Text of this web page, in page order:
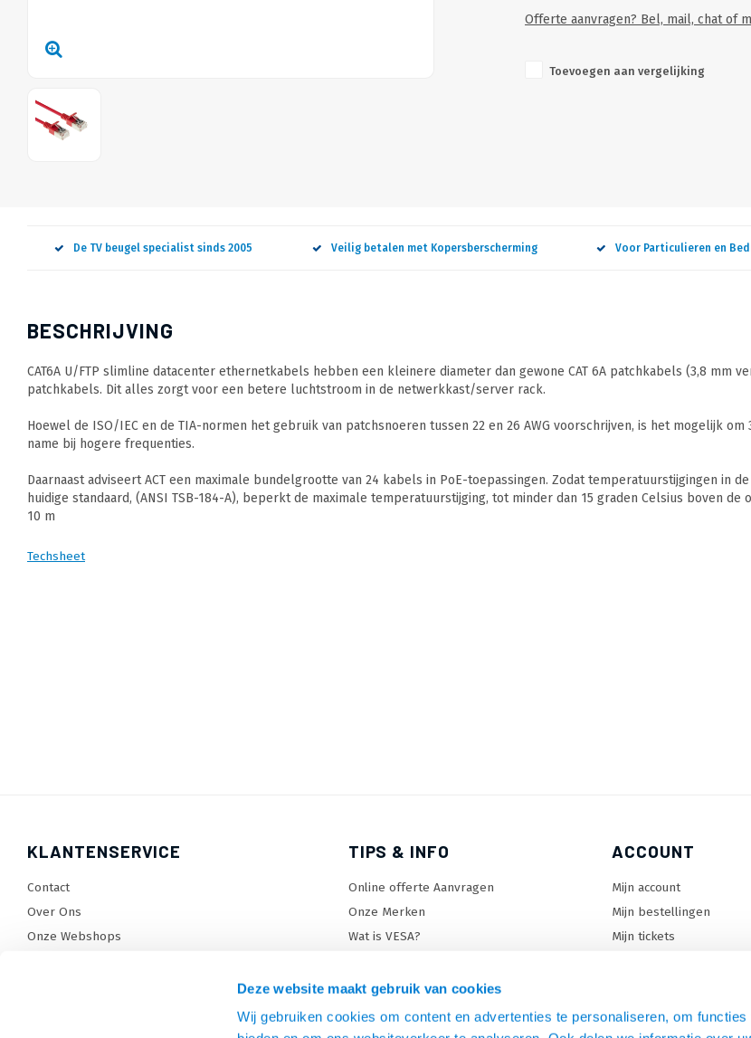
Deze website maakt gebruik van cookies
Wij gebruiken cookies om content en advertenties te personaliseren, om
Offerte aanvragen? Bel, mail, chat of
Toevoegen aan vergelijking
De TV beugel specialist sinds 2005 Veilig betalen met Kopersberscherming Voor Particulieren en
BESCHRIJVING
CAT6A U/FTP slimline datacenter ethernetkabels hebben een kleinere diameter dan gewone CAT 6A patchkabels (3,8 mm
patchkabels. Dit alles zorgt voor een betere luchtstroom in de netwerkkast/server rack.
Hoewel de ISO/IEC en de TIA-normen het gebruik van patchsnoeren tussen 22 en 26 AWG voorschrijven, is het mogelijk
name bij hogere frequenties.
Daarnaast adviseert ACT een maximale bundelgrootte van 24 kabels in PoE-toepassingen. Zodat temperatuurstijgingen in
huidige standaard, (ANSI TSB-184-A), beperkt de maximale temperatuurstijging, tot minder dan 15 graden Celsius boven
10 m
Techsheet
KLANTENSERVICE
Contact
Over Ons
Onze Webshops
TIPS & INFO
Online offerte Aanvragen
Onze Merken
Wat is VESA?
TV standaard keuzehulp
TV lift keuzehulp
Monitorarm keuzehulp
ACCOUNT
Mijn account
Mijn bestellingen
Mijn tickets